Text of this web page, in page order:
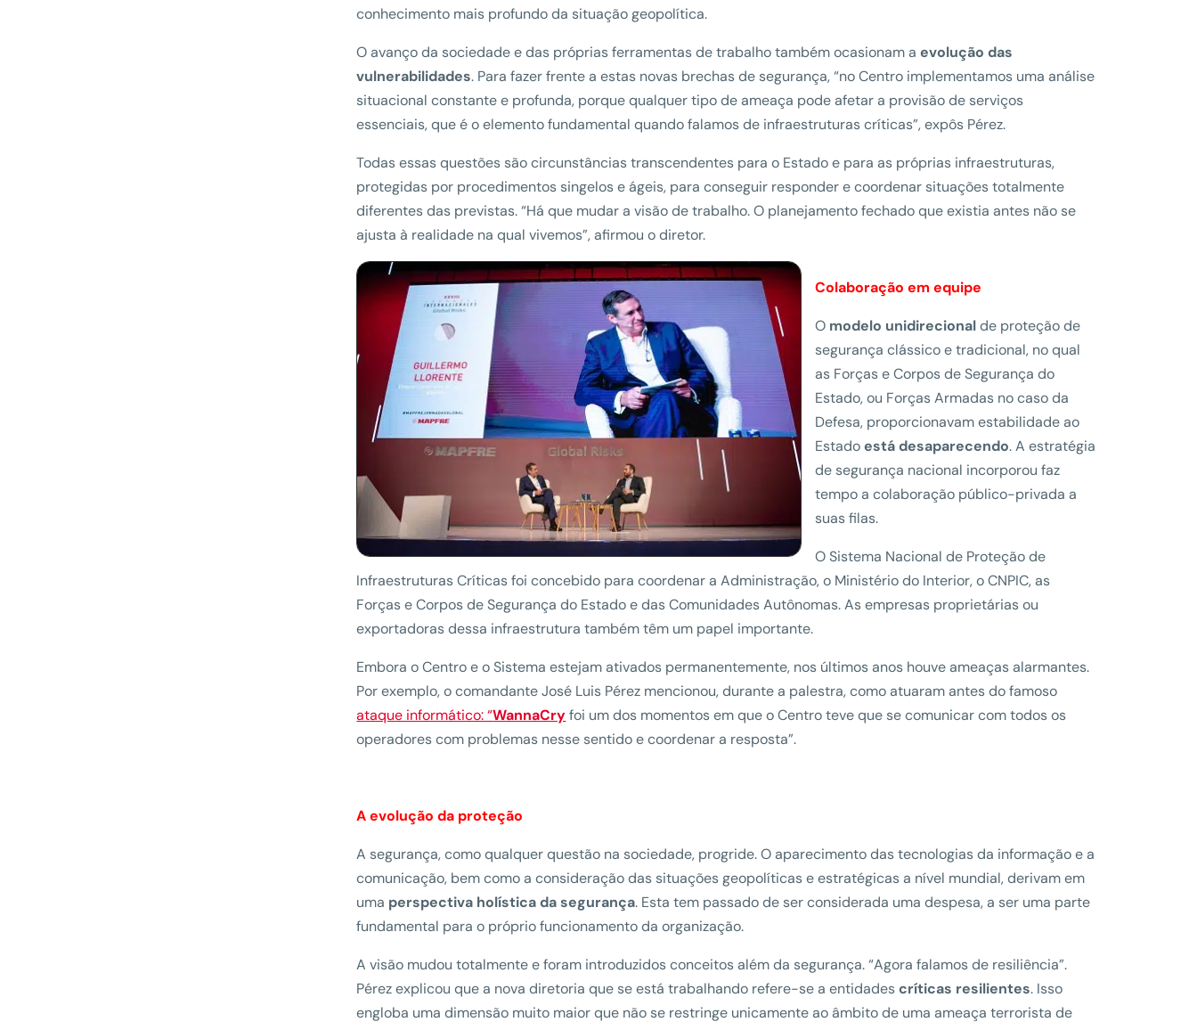
conhecimento mais profundo da situação geopolítica.
O avanço da sociedade e das próprias ferramentas de trabalho também ocasionam aevolução das
vulnerabilidades. Para fazer frente a estas novas brechas de segurança, “no Centro implementamos uma análise
situacional constante e profunda, porque qualquer tipo de ameaça pode afetar a provisão de serviços
essenciais, que é o elemento fundamental quando falamos de infraestruturas críticas”, expôs Pérez.
Todas essas questões são circunstâncias transcendentes para o Estado e para as próprias infraestruturas,
protegidas por procedimentos singelos e ágeis, para conseguir responder e coordenar situações totalmente
diferentes das previstas. “Há que mudar a visão de trabalho. O planejamento fechado que existia antes não se
ajusta à realidade na qual vivemos”, afirmou o diretor.
Colaboração em equipe
O modelo unidirecionalde proteção de
segurança clássico e tradicional, no qual
as Forças e Corpos de Segurança do
Estado, ou Forças Armadas no caso da
Defesa, proporcionavam estabilidade ao
Estadoestá desaparecendo. A estratégia
de segurança nacional incorporou faz
tempo a colaboração público-privada a
suas filas.
O Sistema Nacional de Proteção de
Infraestruturas Críticas foi concebido para coordenar a Administração, o Ministério do Interior, o CNPIC, as
Forças e Corpos de Segurança do Estado e das Comunidades Autônomas. As empresas proprietárias ou
exportadoras dessa infraestrutura também têm um papel importante.
Embora o Centro e o Sistema estejam ativados permanentemente, nos últimos anos houve ameaças alarmantes.
Por exemplo, o comandante José Luis Pérez mencionou, durante a palestra, como atuaram antes do famoso
ataque informático: “WannaCryfoi um dos momentos em que o Centro teve que se comunicar com todos os
operadores com problemas nesse sentido e coordenar a resposta”.
A evolução da proteção
A segurança, como qualquer questão na sociedade, progride. O aparecimento das tecnologias da informação e a
comunicação, bem como a consideração das situações geopolíticas e estratégicas a nível mundial, derivam em
uma perspectiva holística da segurança. Esta tem passado de ser considerada uma despesa, a ser uma parte
fundamental para o próprio funcionamento da organização.
A visão mudou totalmente e foram introduzidos conceitos além da segurança. “Agora falamos de resiliência”.
Pérez explicou que a nova diretoria que se está trabalhando refere-se a entidadescríticas resilientes. Isso
engloba uma dimensão muito maior que não se restringe unicamente ao âmbito de uma ameaça terrorista de